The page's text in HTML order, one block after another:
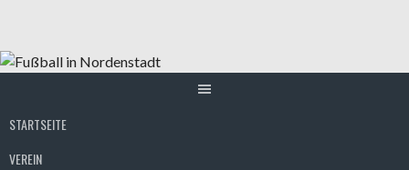
Inhalt
STARTSEITE
VEREIN